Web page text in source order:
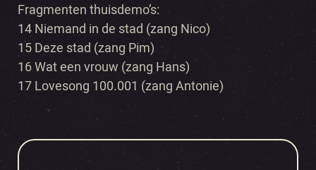
Fragmenten thuisdemo’s:
14 Niemand in de stad (zang Nico)
15 Deze stad (zang Pim)
16 Wat een vrouw (zang Hans)
17 Lovesong 100.001 (zang Antonie)